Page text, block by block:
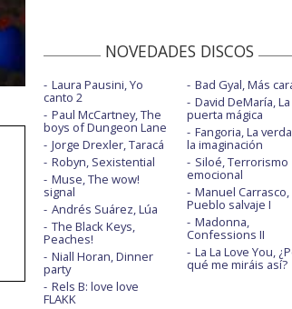
NOVEDADES DISCOS
Laura Pausini, Yo
canto 2
Paul McCartney, The
boys of Dungeon Lane
Jorge Drexler, Taracá
Robyn, Sexistential
Muse, The wow!
signal
Andrés Suárez, Lúa
The Black Keys,
Peaches!
Niall Horan, Dinner
party
Rels B: love love
FLAKK
Bad Gyal, Más
David DeMaría, La
puerta mágica
Fangoria, La
la imaginación
Siloé, Terrorismo
emocional
Manuel Carrasco,
Pueblo salvaje I
Madonna,
Confessions II
La La Love You,
qué me miráis así?